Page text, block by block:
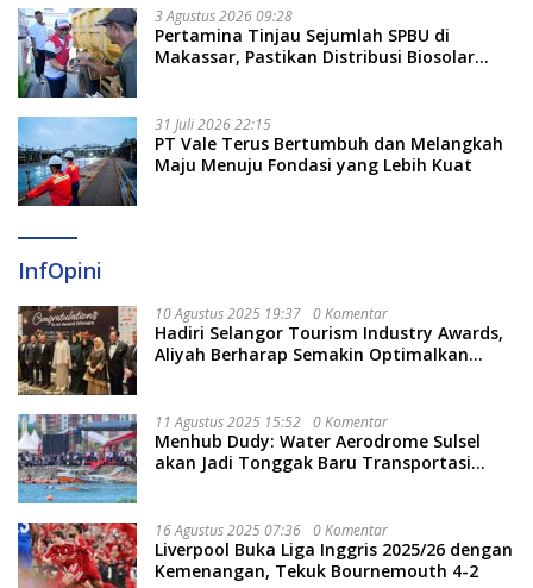
3 Agustus 2026 09:28
Pertamina Tinjau Sejumlah SPBU di
Makassar, Pastikan Distribusi Biosolar
31 Juli 2026 22:15
PT Vale Terus Bertumbuh dan Melangkah
Maju Menuju Fondasi yang Lebih Kuat
InfOpini
10 Agustus 2025 19:37 0 Komentar
Hadiri Selangor Tourism Industry Awards,
Aliyah Berharap Semakin Optimalkan
11 Agustus 2025 15:52 0 Komentar
Menhub Dudy: Water Aerodrome Sulsel
akan Jadi Tonggak Baru Transportasi
16 Agustus 2025 07:36 0 Komentar
Liverpool Buka Liga Inggris 2025/26 dengan
Kemenangan, Tekuk Bournemouth 4-2